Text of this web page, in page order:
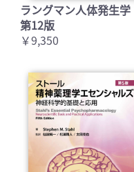
ラングマン人体発生学
第12版
￥9,350